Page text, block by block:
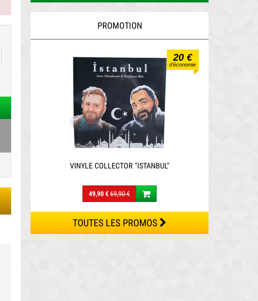
PROMOTION
20 €
d'économie
VINYLE COLLECTOR "ISTANBUL"
49,90 €69,90 €
TOUTES LES PROMOS